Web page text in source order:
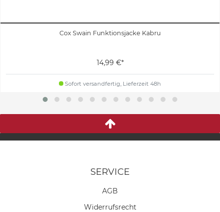
Cox Swain Funktionsjacke Kabru
14,99 €*
Sofort versandfertig, Lieferzeit 48h
SERVICE
AGB
Widerrufs­recht